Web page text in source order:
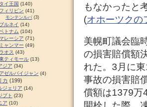
もなかったと
(オホーツクの
美幌町議会臨
の損害賠償額
れた。3月に
事故の損害賠
償額は1379万
タイ王国 (140)
フィリピン (41)
モンテンルパ (3)
ブルネイ (14)
トナム (104)
レーシア (71)
ミャンマー (49)
ラオス (43)
ティモール (13)
ジア (34)
アゼルバイジャン (4)
カ (199)
ジェリア (14)
プト (23)
ア (10)